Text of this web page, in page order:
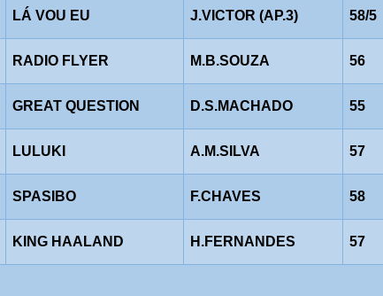
LÁ VOU EU J.VICTOR (AP.3) 58/5
RADIO FLYER M.B.SOUZA 56
GREAT QUESTION D.S.MACHADO 55
LULUKI A.M.SILVA 57
SPASIBO F.CHAVES 58
KING HAALAND H.FERNANDES 57